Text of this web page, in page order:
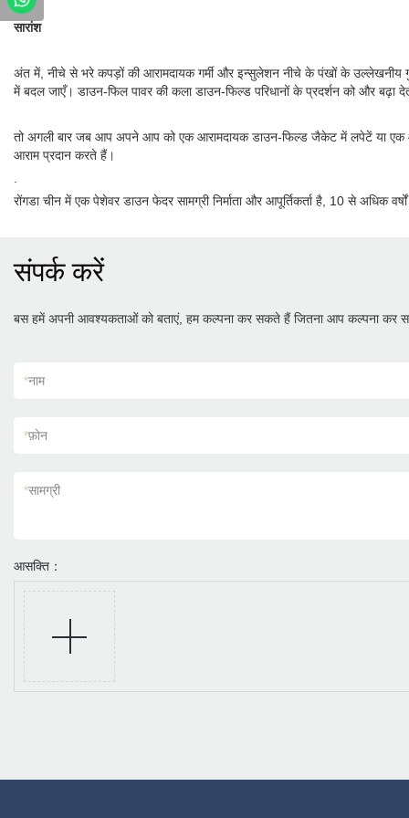
सारांश
अंत में, नीचे से भरे कपड़ों की आरामदायक गर्मी और इन्सुलेशन नीचे के पंखों के उल्लेखनीय
में बदल जाएँ। डाउन-फिल पावर की कला डाउन-फिल्ड परिधानों के प्रदर्शन को और बढ़ा
तो अगली बार जब आप अपने आप को एक आरामदायक डाउन-फिल्ड जैकेट में लपेटें या एक
आराम प्रदान करते हैं।
रोंगडा चीन में एक पेशेवर डाउन फेदर सामग्री निर्माता और आपूर्तिकर्ता है, 10 से
संपर्क करें
बस हमें अपनी आवश्यकताओं को बताएं, हम कल्पना कर सकते हैं जितना आप कल्पना कर
*नाम
*फ़ोन
*सामग्री
आसक्ति：